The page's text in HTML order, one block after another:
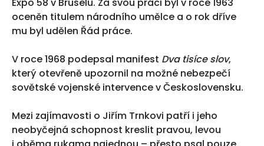
oceněn titulem národního umělce a o rok dříve
mu byl udělen Řád práce.
V roce 1968 podepsal manifest Dva tisíce slov,
který otevřeně upozornil na možné nebezpečí
sovětské vojenské intervence v Československu.
Mezi zajímavosti o Jiřím Trnkovi patří i jeho
neobyčejná schopnost kreslit pravou, levou